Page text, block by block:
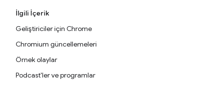
İlgili İçerik
Geliştiriciler için Chrome
Chromium güncellemeleri
Örnek olaylar
Podcast'ler ve programlar